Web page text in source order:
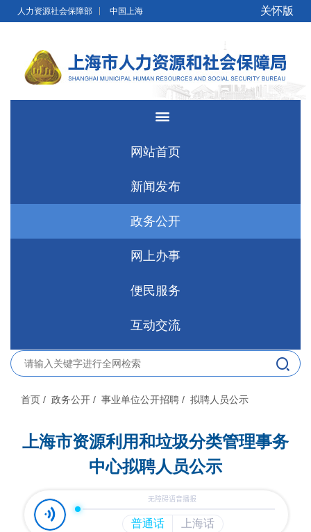
无障碍操作说明 跳转到网站导航区
人力资源社会保障部 中国上海 关怀版
网站首页
新闻发布
政务公开
网上办事
便民服务
互动交流
首页 / 政务公开 / 事业单位公开招聘 / 拟聘人员公示
上海市资源利用和垃圾分类管理事务
中心拟聘人员公示